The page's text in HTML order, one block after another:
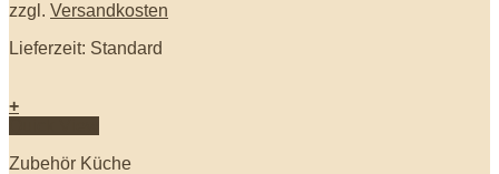
zzgl. Versandkosten
Lieferzeit: Standard
+
Zubehör Küche